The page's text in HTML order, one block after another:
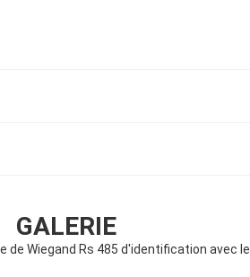
GALERIE
Wiegand Rs 485 d'identification avec